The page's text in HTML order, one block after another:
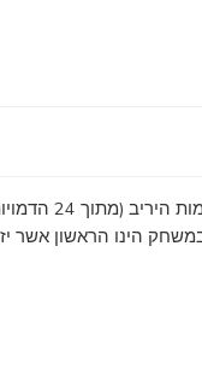
עליכם
הינו הראשון אשר יזהה 5